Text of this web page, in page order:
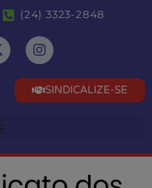
(24) 3323-2848
SINDICALIZE-SE